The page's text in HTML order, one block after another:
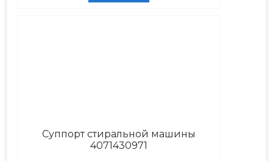
Суппорт стиральной машины
4071430971